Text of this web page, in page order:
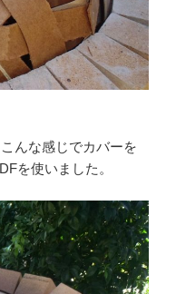
んな感じでカバーを
を使いました。